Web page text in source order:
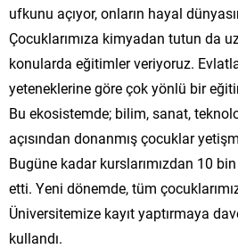
ufkunu açıyor, onların hayal
Çocuklarımıza kimyadan tutun da
konularda eğitimler veriyoruz.
yeteneklerine göre çok yönlü bir
Bu ekosistemde; bilim, sanat,
açısından donanmış çocuklar
Bugüne kadar kurslarımızdan 10
etti. Yeni dönemde, tüm
Üniversitemize kayıt yaptırmaya
kullandı.